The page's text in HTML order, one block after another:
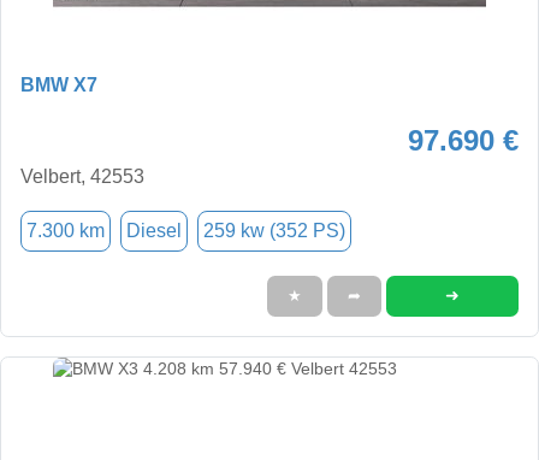
BMW X7
97.690 €
Velbert, 42553
7.300 km Diesel 259 kw (352 PS)
★ ➦ ➜